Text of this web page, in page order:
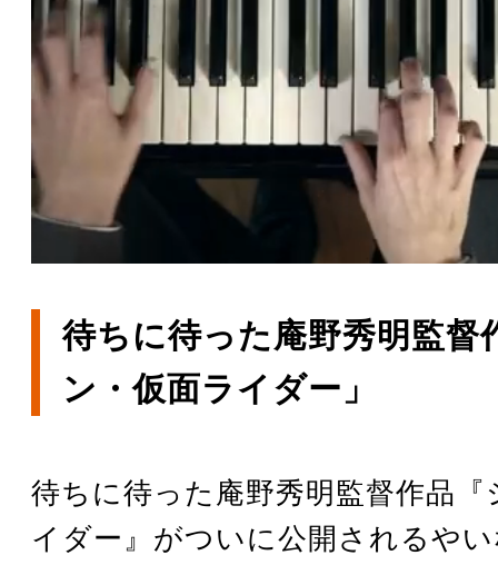
待ちに待った庵野秀明監督
ン・仮面ライダー」
待ちに待った庵野秀明監督作品『
イダー』がついに公開されるや